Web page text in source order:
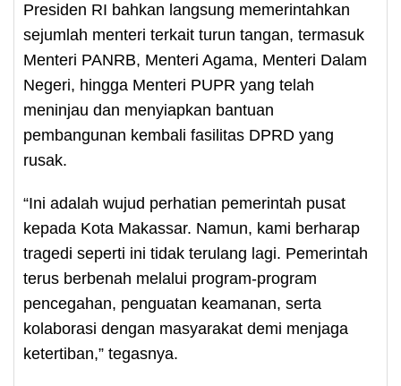
Presiden RI bahkan langsung memerintahkan
sejumlah menteri terkait turun tangan, termasuk
Menteri PANRB, Menteri Agama, Menteri Dalam
Negeri, hingga Menteri PUPR yang telah
meninjau dan menyiapkan bantuan
pembangunan kembali fasilitas DPRD yang
rusak.
“Ini adalah wujud perhatian pemerintah pusat
kepada Kota Makassar. Namun, kami berharap
tragedi seperti ini tidak terulang lagi. Pemerintah
terus berbenah melalui program-program
pencegahan, penguatan keamanan, serta
kolaborasi dengan masyarakat demi menjaga
ketertiban,” tegasnya.